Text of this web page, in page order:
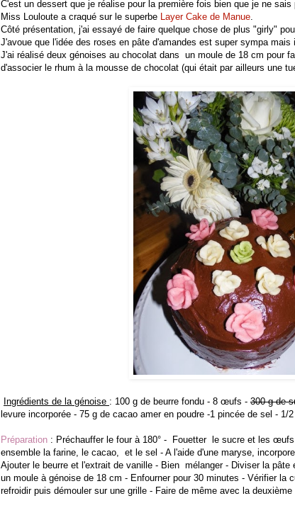
C'est un dessert que je réalise pour la première fois bien que je ne sais
Miss Louloute a craqué sur le superbe Layer Cake de Manue.
Côté présentation, j'ai essayé de faire quelque chose de plus "girly"
J'avoue que l'idée des roses en pâte d'amandes est super sympa
J'ai réalisé deux génoises au chocolat dans un moule de 18 cm pour
d'associer le rhum à la mousse de chocolat (qui était par ailleurs une
Ingrédients de la génoise : 100 g de beurre fondu - 8 œufs - 300 g de
levure incorporée - 75 g de cacao amer en poudre -1 pincée de sel - 1/
Préparation : Préchauffer le four à 180° - Fouetter le sucre et les
ensemble la farine, le cacao, et le sel - A l'aide d'une maryse,
Ajouter le beurre et l'extrait de vanille - Bien mélanger - Diviser la
un moule à génoise de 18 cm - Enfourner pour 30 minutes - Vérifier la
refroidir puis démouler sur une grille - Faire de même avec la deuxième